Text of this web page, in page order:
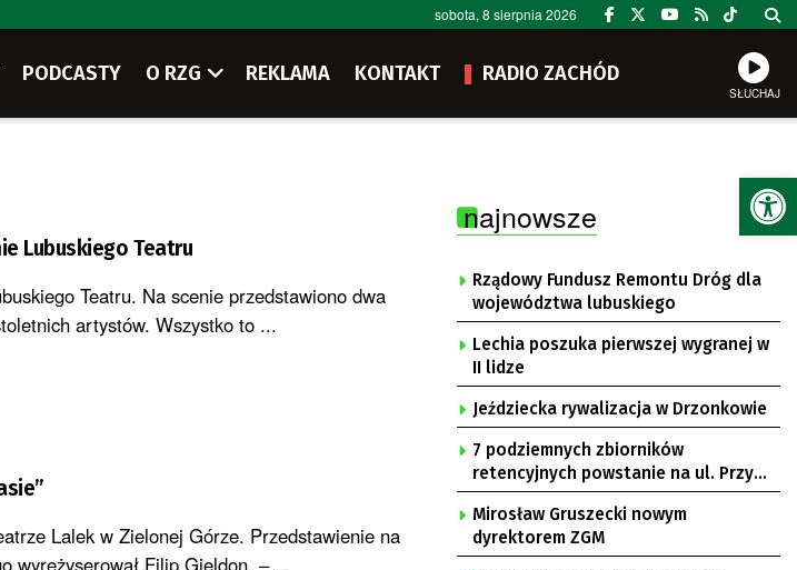
sobota, 8 sierpnia 2026
PODCASTY O RZG REKLAMA KONTAKT RADIO ZACHÓD
SŁUCHAJ
Lubuskiego Teatru
Teatru. Na scenie przedstawiono dwa
artystów. Wszystko to ...
Lalek w Zielonej Górze. Przedstawienie na
wyreżyserował Filip Gieldon. – ...
najnowsze
Rządowy Fundusz Remontu Dróg dla
województwa lubuskiego
Lechia poszuka pierwszej wygranej w
II lidze
Jeździecka rywalizacja w Drzonkowie
7 podziemnych zbiorników
retencyjnych powstanie na ul. Przy
Gazowni
Mirosław Gruszecki nowym
dyrektorem ZGM